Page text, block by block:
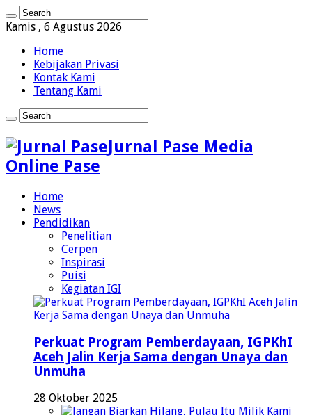
Kamis , 6 Agustus 2026
Home
Kebijakan Privasi
Kontak Kami
Tentang Kami
Jurnal Pase Media
Online Pase
Home
News
Pendidikan
Penelitian
Cerpen
Inspirasi
Puisi
Kegiatan IGI
Perkuat Program Pemberdayaan, IGPKhI
Aceh Jalin Kerja Sama dengan Unaya dan
Unmuha
28 Oktober 2025